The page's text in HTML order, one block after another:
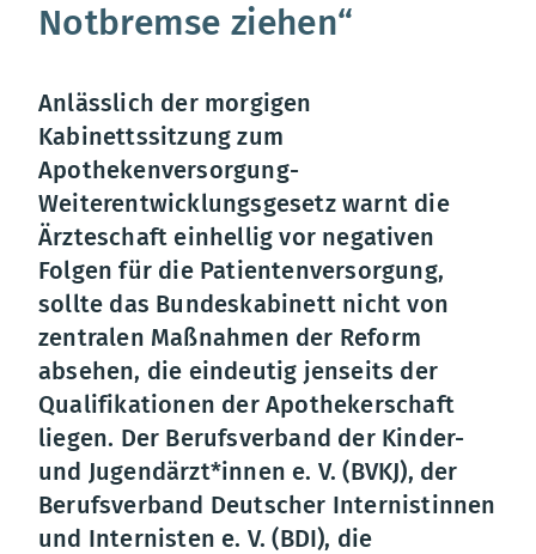
Notbremse ziehen“
Anlässlich der morgigen
Kabinettssitzung zum
Apothekenversorgung-
Weiterentwicklungsgesetz warnt die
Ärzteschaft einhellig vor negativen
Folgen für die Patientenversorgung,
sollte das Bundeskabinett nicht von
zentralen Maßnahmen der Reform
absehen, die eindeutig jenseits der
Qualifikationen der Apothekerschaft
liegen. Der Berufsverband der Kinder-
und Jugendärzt*innen e. V. (BVKJ), der
Berufsverband Deutscher Internistinnen
und Internisten e. V. (BDI), die